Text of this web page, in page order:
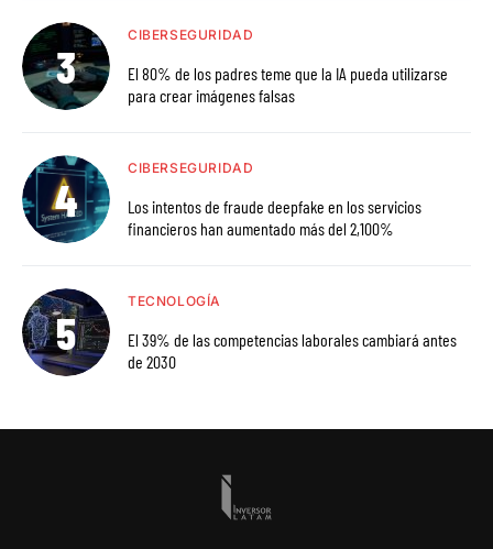
CIBERSEGURIDAD
El 80% de los padres teme que la IA pueda utilizarse
para crear imágenes falsas
CIBERSEGURIDAD
Los intentos de fraude deepfake en los servicios
financieros han aumentado más del 2,100%
TECNOLOGÍA
El 39% de las competencias laborales cambiará antes
de 2030